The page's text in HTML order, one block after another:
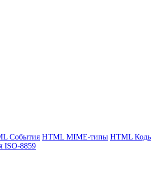
События HTML MIME-типы HTML
ISO-8859